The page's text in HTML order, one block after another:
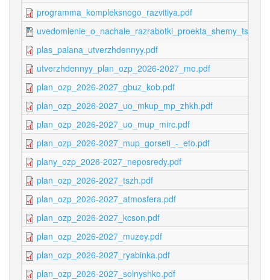
programma_kompleksnogo_razvitiya.pdf
plas_palana_utverzhdennyy.pdf
utverzhdennyy_plan_ozp_2026-2027_mo.pdf
plan_ozp_2026-2027_gbuz_kob.pdf
plan_ozp_2026-2027_uo_mkup_mp_zhkh.pdf
plan_ozp_2026-2027_uo_mup_mirc.pdf
plan_ozp_2026-2027_mup_gorseti_-_eto.pdf
plany_ozp_2026-2027_neposredy.pdf
plan_ozp_2026-2027_tszh.pdf
plan_ozp_2026-2027_atmosfera.pdf
plan_ozp_2026-2027_kcson.pdf
plan_ozp_2026-2027_muzey.pdf
plan_ozp_2026-2027_ryabinka.pdf
plan_ozp_2026-2027_solnyshko.pdf